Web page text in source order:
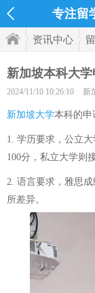
专注留
资讯中心
新加坡本科大
2024/11/10 10:26:10 新
新加坡大学本科的申
1. 学历要求，公立
100分，私立大学则
2. 语言要求，雅思
所差异。